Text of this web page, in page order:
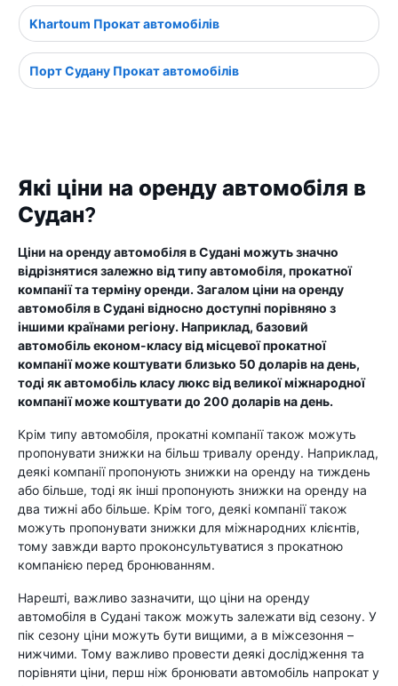
Khartoum Прокат автомобілів
Порт Судану Прокат автомобілів
Які ціни на оренду автомобіля в
Судан?
Ціни на оренду автомобіля в Судані можуть значно
відрізнятися залежно від типу автомобіля, прокатної
компанії та терміну оренди. Загалом ціни на оренду
автомобіля в Судані відносно доступні порівняно з
іншими країнами регіону. Наприклад, базовий
автомобіль економ-класу від місцевої прокатної
компанії може коштувати близько 50 доларів на день,
тоді як автомобіль класу люкс від великої міжнародної
компанії може коштувати до 200 доларів на день.
Крім типу автомобіля, прокатні компанії також можуть
пропонувати знижки на більш тривалу оренду. Наприклад,
деякі компанії пропонують знижки на оренду на тиждень
або більше, тоді як інші пропонують знижки на оренду на
два тижні або більше. Крім того, деякі компанії також
можуть пропонувати знижки для міжнародних клієнтів,
тому завжди варто проконсультуватися з прокатною
компанією перед бронюванням.
Нарешті, важливо зазначити, що ціни на оренду
автомобіля в Судані також можуть залежати від сезону. У
пік сезону ціни можуть бути вищими, а в міжсезоння –
нижчими. Тому важливо провести деякі дослідження та
порівняти ціни, перш ніж бронювати автомобіль напрокат у